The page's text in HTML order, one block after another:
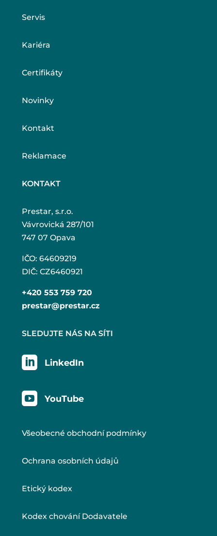
Servis
Kariéra
Certifikáty
Novinky
Kontakt
Reklamace
KONTAKT
Prestar, s.r.o.
Vávrovická 287/101
747 07 Opava
IČO: 64609219
DIČ: CZ6460921
+420 553 759 720
prestar@prestar.cz
SLEDUJTE NÁS NA SÍTI
 LinkedIn
 YouTube
Všeobecné obchodní podmínky
Ochrana osobních údajů
Etický kodex
Kodex chování Dodavatele